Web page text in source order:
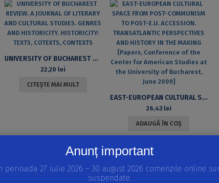
UNIVERSITY OF BUCHAREST REVIEW. A JOURNAL OF LITERARY AND CULTURAL STUDIES. GENRES AND HISTORICITY. HISTORICITY: TEXTS, COTEXTS, CONTEXTS
22,20 lei
CITEȘTE MAI MULT
EAST-EUROPEAN CULTURAL SPACE FROM POST-COMMUNISM TO POST-E.U. ACCESSION. TRANSATLANTIC PERSPECTIVES AND HISTORY IN THE MAKING [PAPERS, CONFERENCE OF THE CENTER FOR AMERICAN STUDIES AT THE UNIVERSITY OF BUCHAREST, JUNE 2009]
26,43 lei
ADAUGĂ ÎN COȘ
Anunț important
perioada 27 iulie 2026 – 30 august 2026 comenzile online
suspendate.